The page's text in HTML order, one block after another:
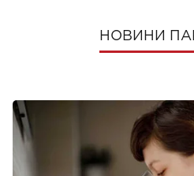
НОВИНИ